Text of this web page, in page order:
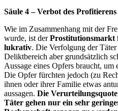
Säule 4 – Verbot des
Wie im Zusammenhang mit der
wurde, ist derProstitutionsmarkt
lukrativ. Die Verfolgung der
Deliktbereich aber grundsätzlich
Aussage eines Opfers braucht, um
Die Opfer fürchten jedoch (zu
ihnen oder ihrer Familie etwas
aussagen. Die
Täter gehen nur ein sehr